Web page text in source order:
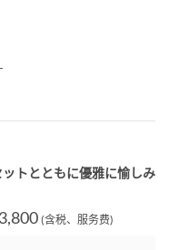
トとともに優雅に愉しみ
(含税、服务费)